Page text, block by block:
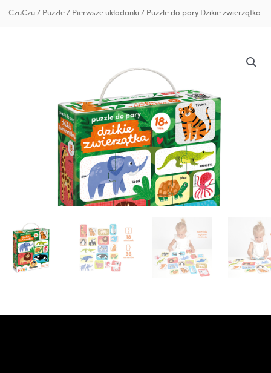
CzuCzu/ Puzzle/ Pierwsze układanki / Puzzle do pary Dzikie zwierzątka